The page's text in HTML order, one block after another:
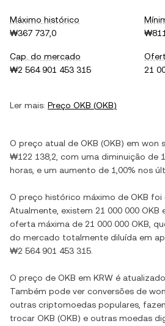
Máximo histórico
₩367 737,0
Cap. do mercado
₩2 564 901 453 315
21
Ler mais: Preço OKB (OKB)
O preço atual de OKB (OKB) em won
₩122 138,2 , com uma diminuição de
horas, e um aumento de 1,00% nos
O preço histórico máximo de OKB foi
Atualmente, existem 21 000 000 OKB
oferta máxima de 21 000 000 OKB ,
do mercado totalmente diluída em
₩2 564 901 453 315
O preço de OKB em KRW é
Também pode ver conversões de
outras criptomoedas populares,
trocar OKB (OKB) e outras moedas